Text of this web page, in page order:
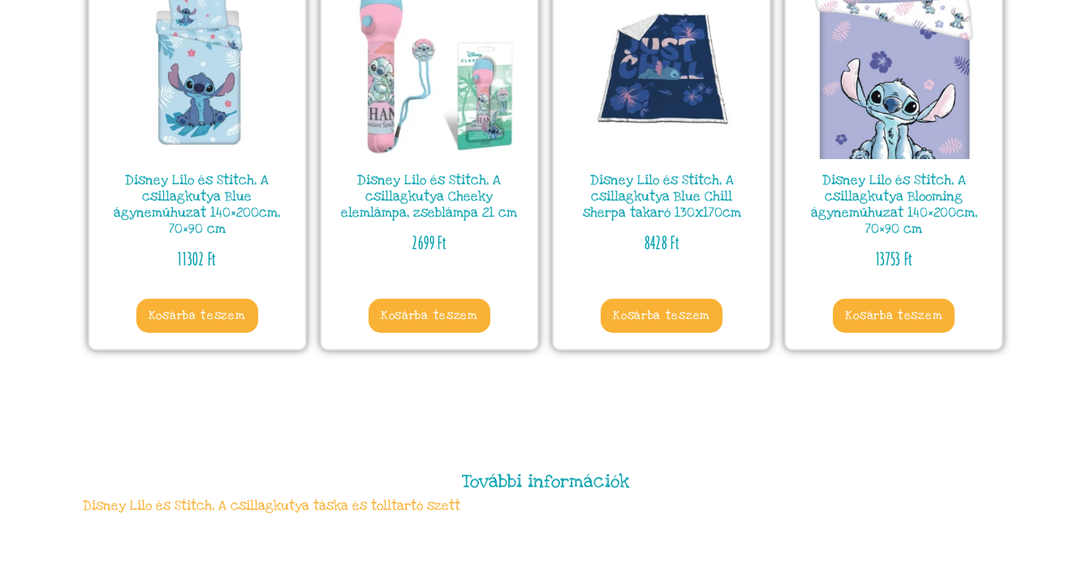
Disney Lilo és Stitch, A
csillagkutya Blue
ágyneműhuzat 140×200cm,
70×90 cm
11302 Ft
Kosárba teszem
Disney Lilo és Stitch, A
csillagkutya Cheeky
elemlámpa, zseblámpa 21 cm
2699Ft
Kosárba teszem
Disney Lilo és Stitch, A
csillagkutya Blue Chill
sherpa takaró 130x170cm
8428Ft
Kosárba teszem
Disney Lilo és Stitch, A
csillagkutya Blooming
ágyneműhuzat 140×200cm,
70×90 cm
13753Ft
Kosárba teszem
További információk
Disney Lilo és Stitch, A csillagkutya táska és tolltartó szett